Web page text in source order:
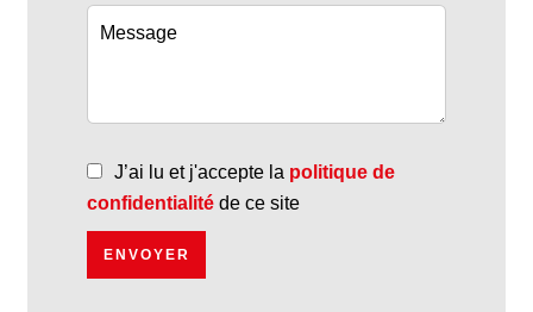
J’ai lu et j'accepte la politique de
confidentialité de ce site
ENVOYER